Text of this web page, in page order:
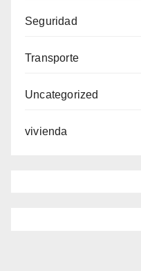
Seguridad
Transporte
Uncategorized
vivienda